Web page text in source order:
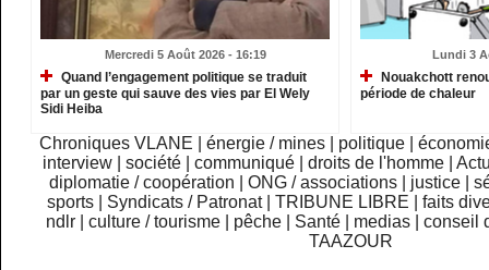
Mercredi 5 Août 2026 - 16:19
Quand l’engagement politique se traduit
par un geste qui sauve des vies par El Wely
Sidi Heiba
Lundi 3
Nouakchott
période de chaleur
Chroniques VLANE énergie / mines politique
interview
|société |communiqué |droits de l'homme |
diplomatie / coopération
ONG / associations justice
sports
Syndicats / Patronat TRIBUNE LIBRE
faits
ndlr
|culture / tourisme pêche Santé medias |conseil
TAAZOUR